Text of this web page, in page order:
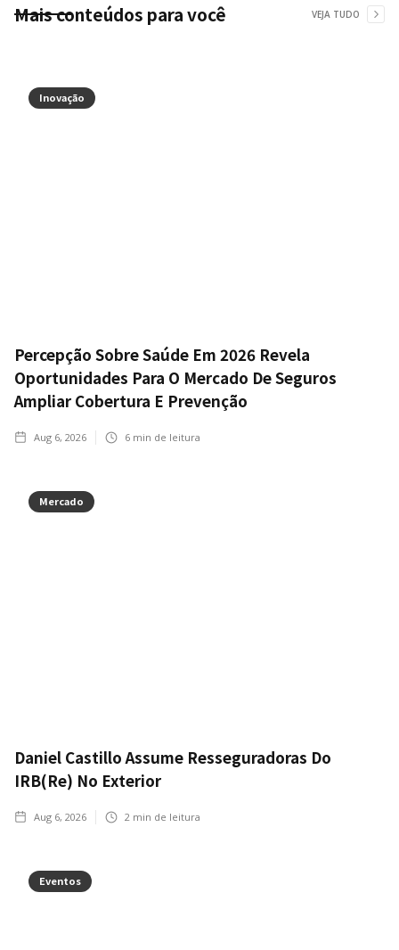
Mais conteúdos para você VEJA TUDO
Inovação
Percepção Sobre Saúde Em 2026 Revela
Oportunidades Para O Mercado De Seguros
Ampliar Cobertura E Prevenção
Aug 6, 2026 6 min de leitura
Mercado
Daniel Castillo Assume Resseguradoras Do
IRB(Re) No Exterior
Aug 6, 2026 2 min de leitura
Eventos